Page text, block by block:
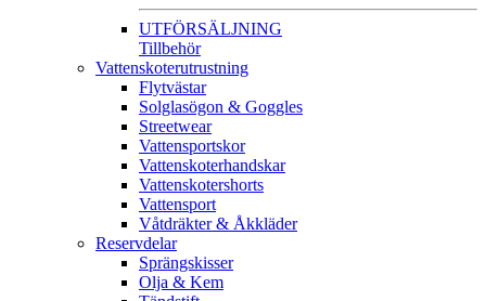
UTFÖRSÄLJNING
Tillbehör
Vattenskoterutrustning
Flytvästar
Solglasögon & Goggles
Streetwear
Vattensportskor
Vattenskoterhandskar
Vattenskotershorts
Vattensport
Våtdräkter & Åkkläder
Reservdelar
Sprängskisser
Olja & Kem